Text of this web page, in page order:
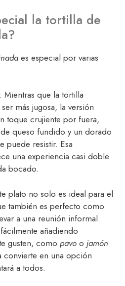
la tortilla de
es especial por varias
: Mientras que la tortilla
más jugosa, la versión
toque crujiente por fuera,
queso fundido y un dorado
puede resistir. Esa
una experiencia casi doble
bocado.
plato no solo es ideal para el
también es perfecto como
a una reunión informal.
añadiendo
gusten, como pavo o jamón
convierte en una opción
a todos.